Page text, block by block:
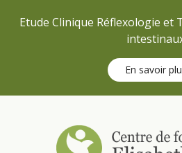
Etude Clinique Réflexologie
En savoir